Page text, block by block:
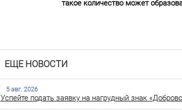
такое количество может
ЕЩЕ НОВОСТИ
5 авг. 2026
Успейте подать заявку на нагрудный знак